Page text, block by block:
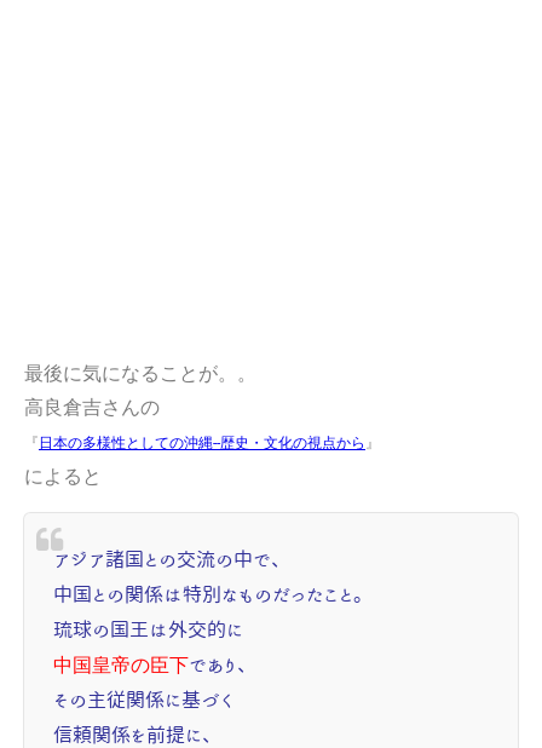
最後に気になることが。。
高良倉吉さんの
『 日本の多様性としての沖縄--歴史・文化の視点から 』
によると
アジア諸国との交流の中で、
中国との関係は特別なものだったこと。
琉球の国王は外交的に
中国皇帝の臣下であり、
その主従関係に基づく
信頼関係を前提に、